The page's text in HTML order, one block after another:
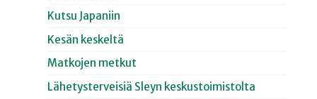
Kutsu Japaniin
Kesän keskeltä
Matkojen metkut
Lähetysterveisiä Sleyn keskustoimistolta